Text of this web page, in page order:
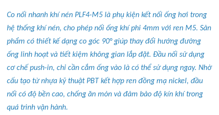
Co nối nhanh khí nén PLF4-M5 là phụ kiện kết nối ống hơi trong
hệ thống khí nén, cho phép nối ống khí phi 4mm với ren M5. Sản
phẩm có thiết kế dạng co góc 90° giúp thay đổi hướng đường
ống linh hoạt và tiết kiệm không gian lắp đặt. Đầu nối sử dụng
cơ chế push-in, chỉ cần cắm ống vào là có thể sử dụng ngay. Nhờ
cấu tạo từ nhựa kỹ thuật PBT kết hợp ren đồng mạ nickel, đầu
nối có độ bền cao, chống ăn mòn và đảm bảo độ kín khí trong
quá trình vận hành.